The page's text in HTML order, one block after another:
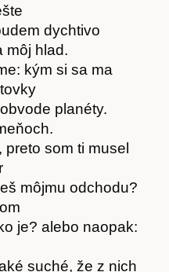
dychtivo
môj hlad.
kým si sa ma
planéty.
som ti musel
môjmu odchodu?
je? alebo naopak:
suché, že z nich